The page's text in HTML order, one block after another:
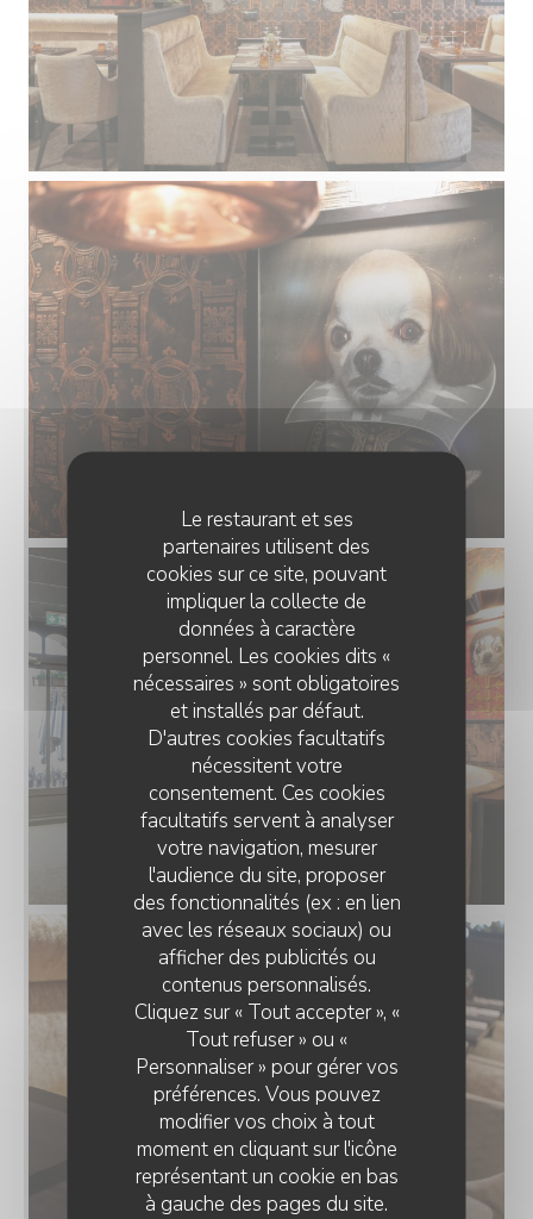
Le restaurant et ses
partenaires utilisent des
cookies sur ce site, pouvant
impliquer la collecte de
données à caractère
personnel. Les cookies dits «
nécessaires » sont obligatoires
et installés par défaut.
D'autres cookies facultatifs
nécessitent votre
consentement. Ces cookies
facultatifs servent à analyser
votre navigation, mesurer
l'audience du site, proposer
des fonctionnalités (ex : en lien
avec les réseaux sociaux) ou
afficher des publicités ou
contenus personnalisés.
Cliquez sur « Tout accepter », «
Tout refuser » ou «
Personnaliser » pour gérer vos
préférences. Vous pouvez
modifier vos choix à tout
moment en cliquant sur l'icône
représentant un cookie en bas
à gauche des pages du site.
THE FRENCH HOUSE ARRAS